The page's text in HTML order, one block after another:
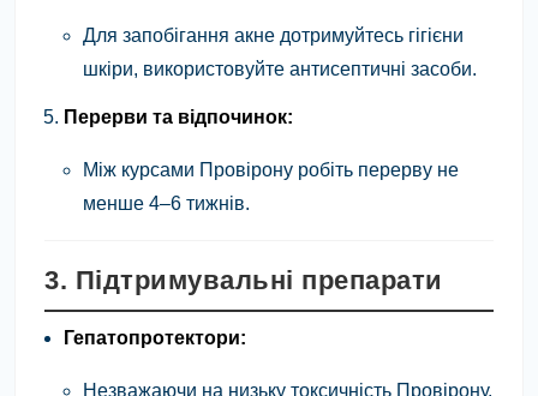
Для запобігання акне дотримуйтесь гігієни
шкіри, використовуйте антисептичні засоби.
Перерви та відпочинок:
Між курсами Провірону робіть перерву не
менше 4–6 тижнів.
3. Підтримувальні препарати
Гепатопротектори:
Незважаючи на низьку токсичність Провірону,